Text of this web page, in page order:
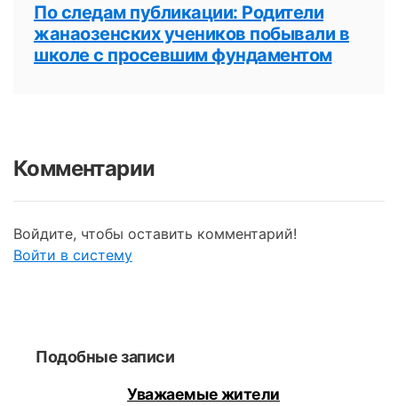
По следам публикации: Родители
жанаозенских учеников побывали в
школе с просевшим фундаментом
Комментарии
Войдите, чтобы оставить комментарий!
Войти в систему
Подобные записи
Уважаемые жители